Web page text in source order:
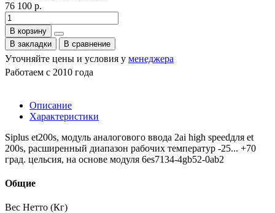
76 100 р.
В корзину
В закладки
В сравнение
Уточняйте цены и условия у менеджера
Работаем с 2010 года
Описание
Характеристики
Siplus et200s, модуль аналогового ввода 2ai high speedдля et
200s, расширенный диапазон рабочих температур -25... +70
град. цельсия, на основе модуля 6es7134-4gb52-0ab2
Общие
Вес Нетто (Кг)